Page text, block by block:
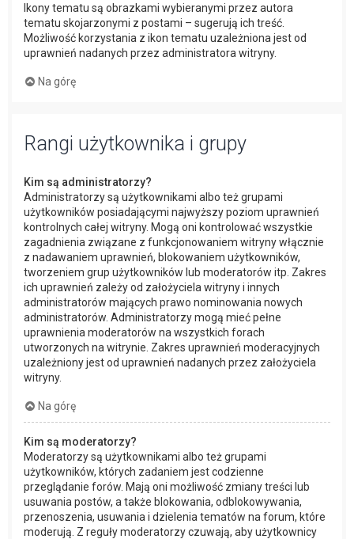
Ikony tematu są obrazkami wybieranymi przez autora
tematu skojarzonymi z postami – sugerują ich treść.
Możliwość korzystania z ikon tematu uzależniona jest od
uprawnień nadanych przez administratora witryny.
Na górę
Rangi użytkownika i grupy
Kim są administratorzy?
Administratorzy są użytkownikami albo też grupami
użytkowników posiadającymi najwyższy poziom uprawnień
kontrolnych całej witryny. Mogą oni kontrolować wszystkie
zagadnienia związane z funkcjonowaniem witryny włącznie
z nadawaniem uprawnień, blokowaniem użytkowników,
tworzeniem grup użytkowników lub moderatorów itp. Zakres
ich uprawnień zależy od założyciela witryny i innych
administratorów mających prawo nominowania nowych
administratorów. Administratorzy mogą mieć pełne
uprawnienia moderatorów na wszystkich forach
utworzonych na witrynie. Zakres uprawnień moderacyjnych
uzależniony jest od uprawnień nadanych przez założyciela
witryny.
Na górę
Kim są moderatorzy?
Moderatorzy są użytkownikami albo też grupami
użytkowników, których zadaniem jest codzienne
przeglądanie forów. Mają oni możliwość zmiany treści lub
usuwania postów, a także blokowania, odblokowywania,
przenoszenia, usuwania i dzielenia tematów na forum, które
moderują. Z reguły moderatorzy czuwają, aby użytkownicy